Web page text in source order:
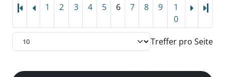
1 2 3 4 5 6 7 8 9
1
0
Treffer pro Seite